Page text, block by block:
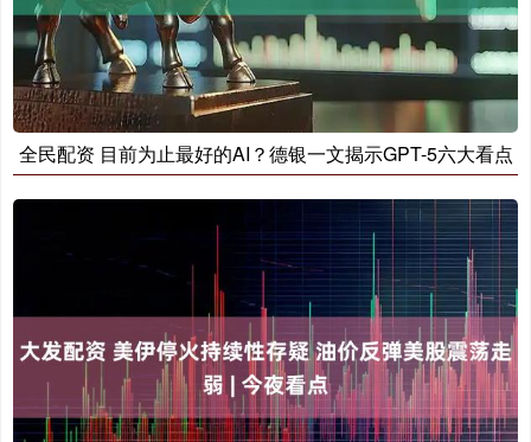
全民配资 目前为止最好的AI？德银一文揭示GPT-5六大看点